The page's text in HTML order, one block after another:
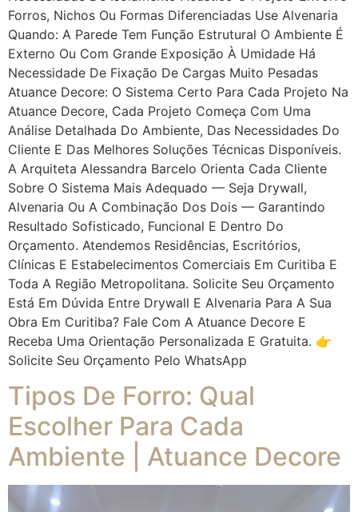
Forros, Nichos Ou Formas Diferenciadas Use Alvenaria
Quando: A Parede Tem Função Estrutural O Ambiente É
Externo Ou Com Grande Exposição À Umidade Há
Necessidade De Fixação De Cargas Muito Pesadas
Atuance Decore: O Sistema Certo Para Cada Projeto Na
Atuance Decore, Cada Projeto Começa Com Uma
Análise Detalhada Do Ambiente, Das Necessidades Do
Cliente E Das Melhores Soluções Técnicas Disponíveis.
A Arquiteta Alessandra Barcelo Orienta Cada Cliente
Sobre O Sistema Mais Adequado — Seja Drywall,
Alvenaria Ou A Combinação Dos Dois — Garantindo
Resultado Sofisticado, Funcional E Dentro Do
Orçamento. Atendemos Residências, Escritórios,
Clínicas E Estabelecimentos Comerciais Em Curitiba E
Toda A Região Metropolitana. Solicite Seu Orçamento
Está Em Dúvida Entre Drywall E Alvenaria Para A Sua
Obra Em Curitiba? Fale Com A Atuance Decore E
Receba Uma Orientação Personalizada E Gratuita. 👉
Solicite Seu Orçamento Pelo WhatsApp
Tipos De Forro: Qual
Escolher Para Cada
Ambiente | Atuance Decore